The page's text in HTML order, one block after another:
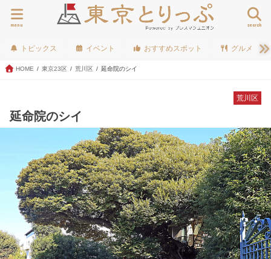
search
menu
トピックス イベント おすすめスポット グルメ
HOME 東京23区 荒川区 延命院のシイ
荒川区
延命院のシイ